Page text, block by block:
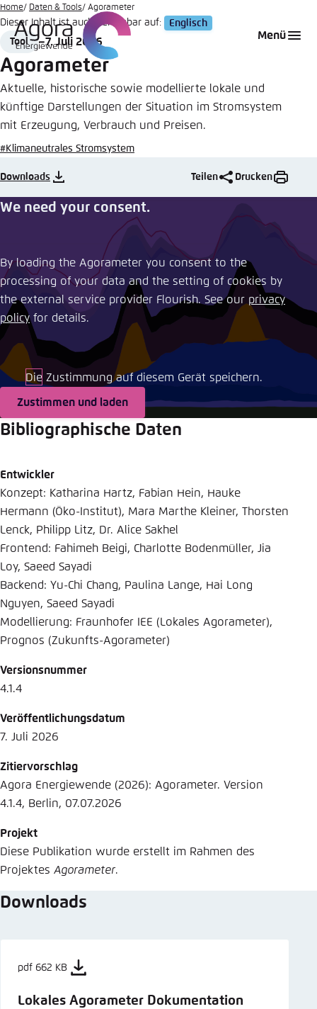
Zum
Hauptinhalt
gehen
Menü
Home Daten & Tools Agorameter
Dieser Inhalt ist auch verfügbar auf: Englisch
Format
Tool
Date
7. Juli 2026
Agorameter
Aktuelle, historische sowie modellierte lokale und
künftige Darstellungen der Situation im Stromsystem
mit Erzeugung, Verbrauch und Preisen.
#Klimaneutrales Stromsystem
Downloads Teilen Drucken
We need your consent.
By loading the Agorameter you consent to the
processing of your data and the setting of cookies by
the external service provider Flourish. See our ​ privacy
policyfor details.
Die Zustimmung auf diesem Gerät speichern.
Zustimmen und laden
Bibliographische Daten
Entwickler
Konzept: Katharina Hartz, Fabian Hein, Hauke
Hermann (Öko-Institut), Mara Marthe Kleiner, Thorsten
Lenck, Philipp Litz, Dr. Alice Sakhel
Frontend: Fahimeh Beigi, Charlotte Bodenmüller, Jia
Loy, Saeed Sayadi
Backend: Yu-Chi Chang, Paulina Lange, Hai Long
Nguyen, Saeed Sayadi
Modellierung: Fraunhofer IEE (Lokales Agorameter),
Prognos (Zukunfts-Agorameter)
Versionsnummer
4.1.4
Veröffentlichungsdatum
7. Juli 2026
Zitiervorschlag
Agora Energiewende (2026): Agorameter. Version
4.1.4, Berlin, 07.07.2026
Projekt
Diese Publikation wurde erstellt im Rahmen des
Projektes Agorameter.
Downloads
pdf 662 KB
Lokales Agorameter Dokumentation
Login
Melden Sie sich an um ..., ... und ... zu verwalten.
Benutzername*
Passwort Passwort vergessen?
Anmelden
Noch kein Benutzerkonto?
Abbrechen
Sprache auswählen
Englisch
Agora Think Tanks
Erscheinungsbild der Webseite
Diese Webseite passt ihr Farbschema basierend
auf Ihren Einstellungen an. Wählen Sie aus,
welches Farbschema Sie für diese Webseite
verwenden möchten.
Hell
Automatisch
Einstellung für diese Webseite im Browser
speichern
Übernehmen